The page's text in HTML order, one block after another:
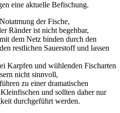
eine aktuelle Befischung.
der Fische,
Ränder ist nicht begehbar,
dem Netz binden durch den
restlichen Sauerstoff und lassen
Karpfen und wühlenden Fischarten
nicht sinnvoll,
zu einer dramatischen
und sollten daher nur
durchgeführt werden.